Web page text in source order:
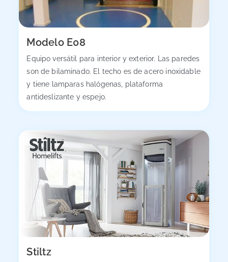
Modelo E08
Equipo versátil para interior y exterior. Las paredes
son de bilaminado. El techo es de acero inoxidable
y tiene lamparas halógenas, plataforma
antideslizante y espejo.
Stiltz